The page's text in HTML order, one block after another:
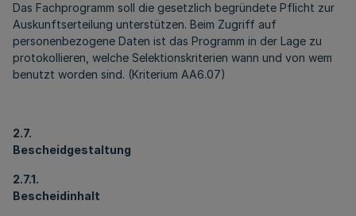
Das Fachprogramm soll die gesetzlich begründete Pflicht zur
Auskunftserteilung unterstützen. Beim Zugriff auf
personenbezogene Daten ist das Programm in der Lage zu
protokollieren, welche Selektionskriterien wann und von wem
benutzt worden sind. (Kriterium AA6.07)
2.7.
Bescheidgestaltung
2.7.1.
Bescheidinhalt